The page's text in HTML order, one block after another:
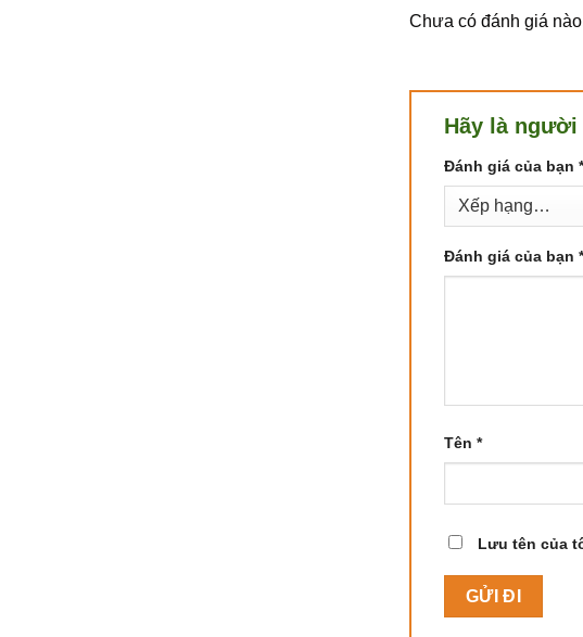
Chưa có đánh giá
Hãy là người
Đánh giá của bạn *
Đánh giá của bạn *
Tên *
Lưu tên của